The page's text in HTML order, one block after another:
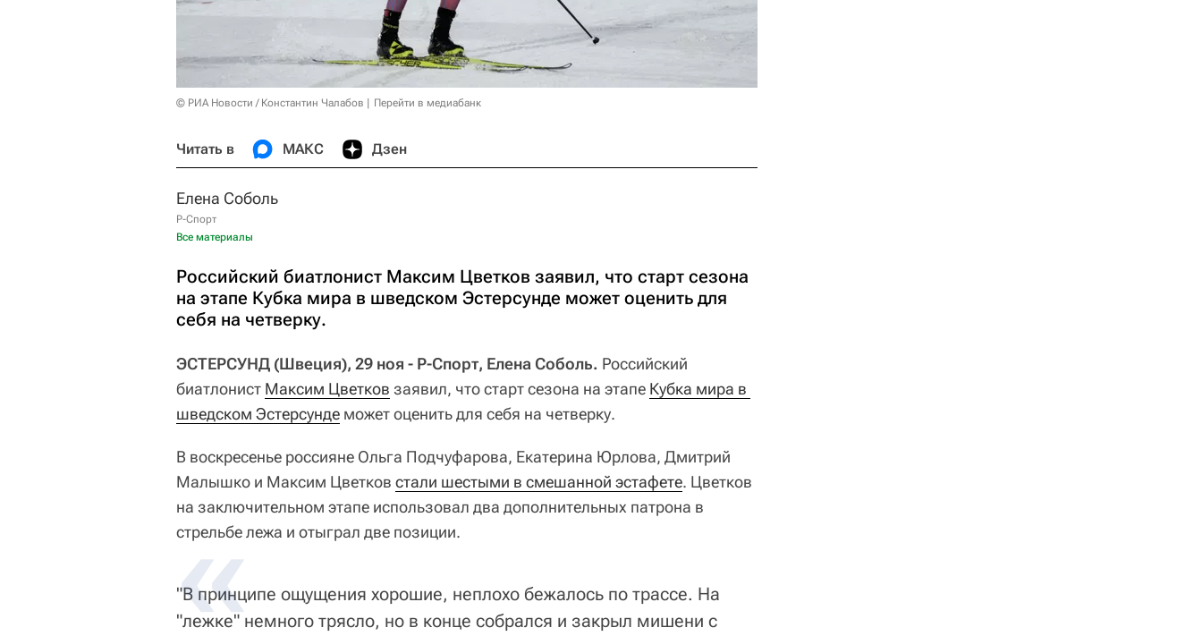
© РИА Новости / Константин Чалабов Перейти в медиабанк
Читать в МАКС Дзен
Елена Соболь
Р-Спорт
Все материалы
Российский биатлонист Максим Цветков заявил, что старт сезона
на этапе Кубка мира в шведском Эстерсунде может оценить для
себя на четверку.
ЭСТЕРСУНД (Швеция), 29 ноя - Р-Спорт, Елена Соболь. Российский
биатлонист Максим Цветков заявил, что старт сезона на этапе Кубка мира в
шведском Эстерсунде может оценить для себя на четверку.
В воскресенье россияне Ольга Подчуфарова, Екатерина Юрлова, Дмитрий
Малышко и Максим Цветков стали шестыми в смешанной эстафете. Цветков
на заключительном этапе использовал два дополнительных патрона в
стрельбе лежа и отыграл две позиции.
"В принципе ощущения хорошие, неплохо бежалось по трассе. На
"лежке" немного трясло, но в конце собрался и закрыл мишени с